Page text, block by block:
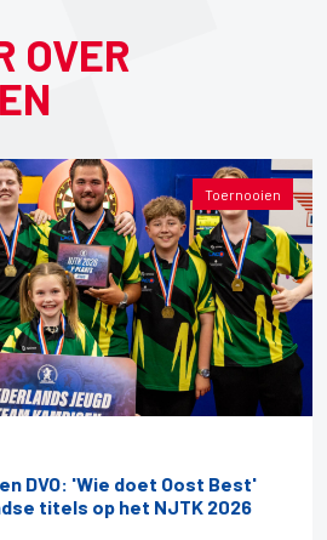
OVER
Toernooien
DVO: 'Wie doet Oost Best'
titels op het NJTK 2026